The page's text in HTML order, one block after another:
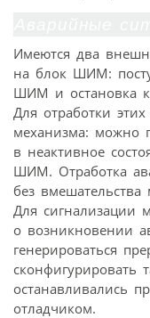
Имеются два
на блок ШИМ:
ШИМ и остановка
Для отработки
механизма: можно
в неактивное
ШИМ. Отработка
без вмешательства
Для сигнализации
о возникновении
генерироваться
сконфигурировать
останавливались
отладчиком.